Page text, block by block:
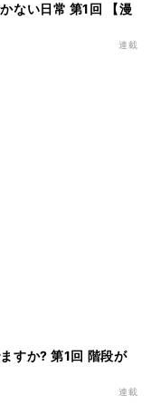
ない日常 第1回 【漫
連載
すか? 第1回 階段が
連載